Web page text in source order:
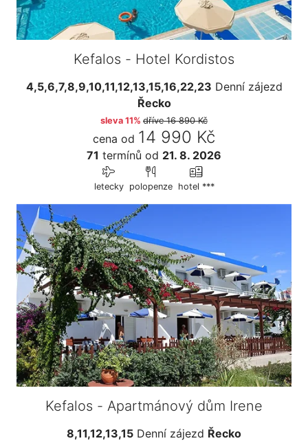
Kefalos - Hotel Kordistos
4,5,6,7,8,9,10,11,12,13,15,16,22,23 Denní zájezd
Řecko
sleva 11% dříve16 890 Kč
cena od 14 990 Kč
71 termínů od 21. 8. 2026
letecky polopenze hotel ***
Kefalos - Apartmánový dům Irene
8,11,12,13,15 Denní zájezd Řecko